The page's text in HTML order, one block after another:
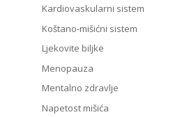
Kardiovaskularni sistem
Koštano-mišićni sistem
Ljekovite biljke
Menopauza
Mentalno zdravlje
Napetost mišića